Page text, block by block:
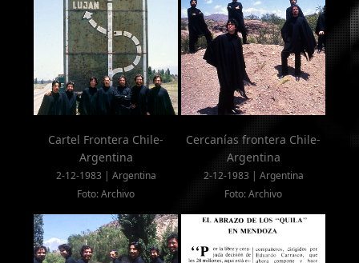
Cartel Frontera Chile-
Argentina
2-12-1983 | Argentina
Foto: Archivo
Cercanías frontera Chile-
Argentina
2-12-1983 | Argentina
Foto: Archivo